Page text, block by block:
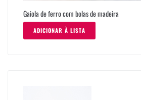
Gaiola de ferro com bolas de madeira
ADICIONAR À LISTA